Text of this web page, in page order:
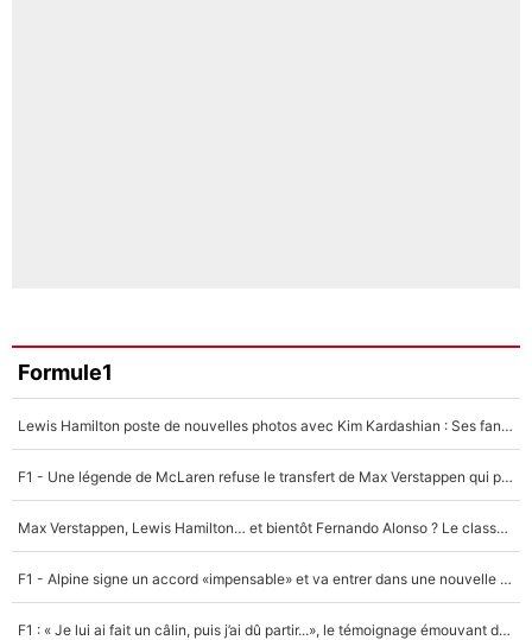
Formule1
Lewis Hamilton poste de nouvelles photos avec Kim Kardashian : Ses fans le voient déjà redevenir champion du monde de F1 grâce à elle !
F1 - Une légende de McLaren refuse le transfert de Max Verstappen qui pourrait «faire des vagues» et plomber l'ambiance dans l'équipe
Max Verstappen, Lewis Hamilton… et bientôt Fernando Alonso ? Le classement des pilotes les mieux payés en Formule 1 risque de changer !
F1 - Alpine signe un accord «impensable» et va entrer dans une nouvelle dimension : Grande nouvelle pour Pierre Gasly !
F1 : « Je lui ai fait un câlin, puis j’ai dû partir...», le témoignage émouvant de Max Verstappen sur sa fille